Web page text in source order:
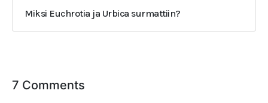
Miksi Euchrotia ja Urbica surmattiin?
7 Comments